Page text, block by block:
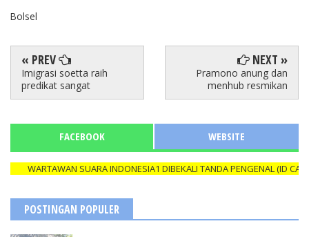
Bolsel
« PREV
Imigrasi soetta raih
predikat sangat
NEXT »
Pramono anung dan
menhub resmikan
FACEBOOK WEBSITE
WARTAWAN SUARA INDONESIA1 DIBEKALI TANDA PENGENAL (ID CARD)
POSTINGAN POPULER